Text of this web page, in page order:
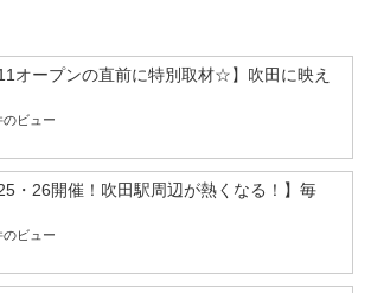
11オープンの直前に特別取材☆】吹田に映え
のビュー
25・26開催！吹田駅周辺が熱くなる！】毎
のビュー